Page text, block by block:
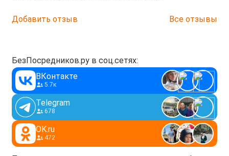
Добавить отзыв Все отзывы
БезПосредников.ру в соц.сетях:
ВКонтакте
5.7к
Telegram
678
OK.ru
472